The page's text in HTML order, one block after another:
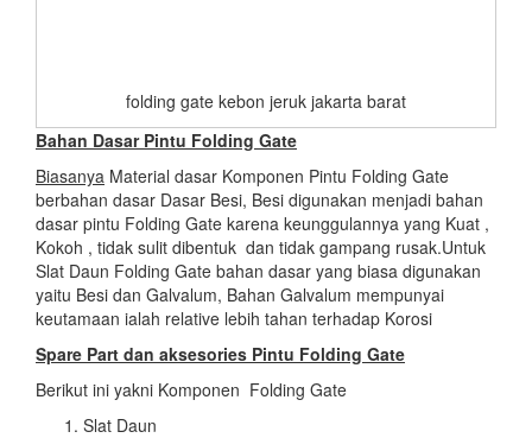
folding gate kebon jeruk jakarta barat
Bahan Dasar Pintu Folding Gate
Biasanya Material dasar Komponen Pintu Folding Gate
berbahan dasar Dasar Besi, Besi digunakan menjadi bahan
dasar pintu Folding Gate karena keunggulannya yang Kuat ,
Kokoh , tidak sulit dibentuk dan tidak gampang rusak.Untuk
Slat Daun Folding Gate bahan dasar yang biasa digunakan
yaitu Besi dan Galvalum, Bahan Galvalum mempunyai
keutamaan ialah relative lebih tahan terhadap Korosi
Spare Part dan aksesories Pintu Folding Gate
Berikut ini yakni Komponen Folding Gate
Slat Daun